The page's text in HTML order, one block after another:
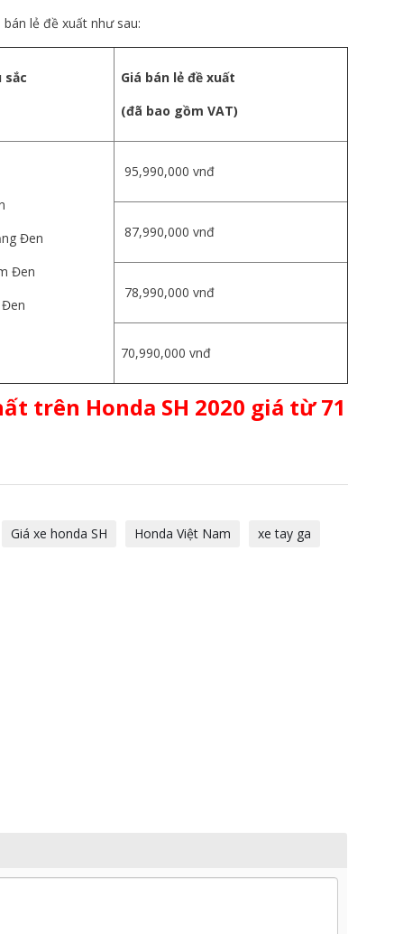
lẻ đề xuất như sau:
sắc
Giá bán lẻ đề xuất
(đã bao gồm VAT)
Đen
Đen
95,990,000 vnđ
87,990,000 vnđ
78,990,000 vnđ
70,990,000 vnđ
trên Honda SH 2020 giá từ 71
Giá xe honda SH Honda Việt Nam xe tay ga